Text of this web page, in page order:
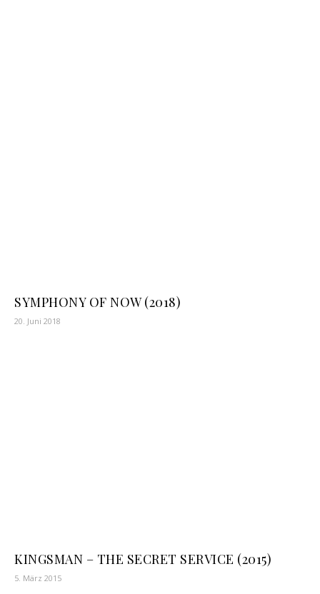
SYMPHONY OF NOW (2018)
20. Juni 2018
KINGSMAN – THE SECRET SERVICE (2015)
5. März 2015